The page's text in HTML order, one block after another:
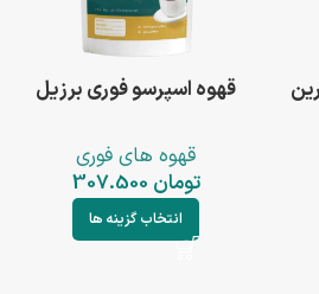
قهوه اسپرسو فوری برزیل
قهوه های فوری
تومان
انتخاب گزینه ها